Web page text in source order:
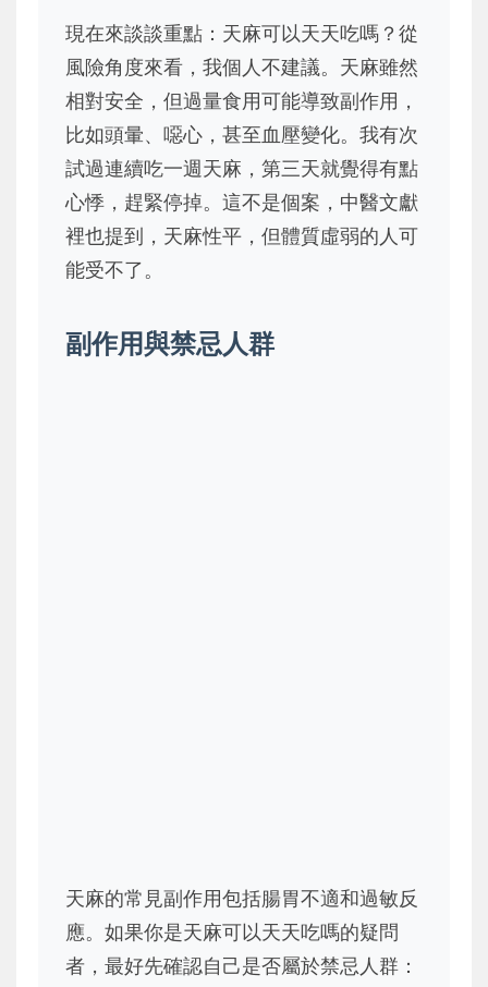
現在來談談重點：天麻可以天天吃嗎？從
風險角度來看，我個人不建議。天麻雖然
相對安全，但過量食用可能導致副作用，
比如頭暈、噁心，甚至血壓變化。我有次
試過連續吃一週天麻，第三天就覺得有點
心悸，趕緊停掉。這不是個案，中醫文獻
裡也提到，天麻性平，但體質虛弱的人可
能受不了。
副作用與禁忌人群
天麻的常見副作用包括腸胃不適和過敏反
應。如果你是天麻可以天天吃嗎的疑問
者，最好先確認自己是否屬於禁忌人群：